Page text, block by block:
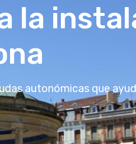
la
autonómicas que